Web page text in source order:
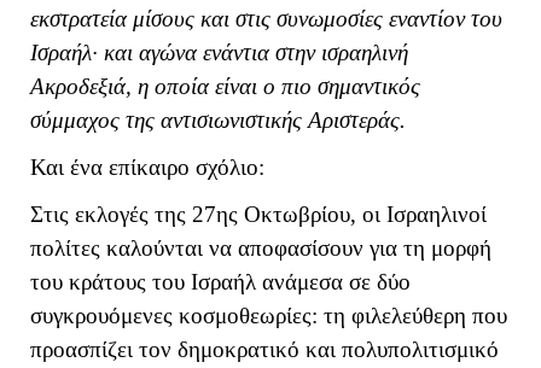
εκστρατεία μίσους και στις συνωμοσίες εναντίον του
Ισραήλ· και αγώνα ενάντια στην ισραηλινή
Ακροδεξιά, η οποία είναι ο πιο σημαντικός
σύμμαχος της αντισιωνιστικής Αριστεράς.
Και ένα επίκαιρο σχόλιο:
Στις εκλογές της 27ης Οκτωβρίου, οι Ισραηλινοί
πολίτες καλούνται να αποφασίσουν για τη μορφή
του κράτους του Ισραήλ ανάμεσα σε δύο
συγκρουόμενες κοσμοθεωρίες: τη φιλελεύθερη που
προασπίζει τον δημοκρατικό και πολυπολιτισμικό